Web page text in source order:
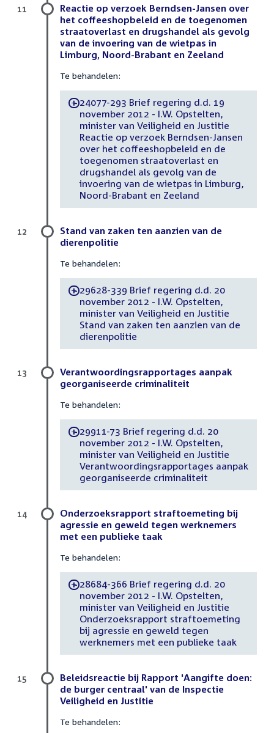
Reactie op verzoek Berndsen-Jansen over
het coffeeshopbeleid en de toegenomen
straatoverlast en drugshandel als gevolg
van de invoering van de wietpas in
Limburg, Noord-Brabant en Zeeland
Te behandelen:
-24077-293 Brief regering d.d. 19
november 2012 - I.W. Opstelten,
minister van Veiligheid en Justitie
Reactie op verzoek Berndsen-Jansen
over het coffeeshopbeleid en de
toegenomen straatoverlast en
drugshandel als gevolg van de
invoering van de wietpas in Limburg,
Noord-Brabant en Zeeland
11
Stand van zaken ten aanzien van de
dierenpolitie
Te behandelen:
-29628-339 Brief regering d.d. 20
november 2012 - I.W. Opstelten,
minister van Veiligheid en Justitie
Stand van zaken ten aanzien van de
dierenpolitie
12
Verantwoordingsrapportages aanpak
georganiseerde criminaliteit
Te behandelen:
-29911-73 Brief regering d.d. 20
november 2012 - I.W. Opstelten,
minister van Veiligheid en Justitie
Verantwoordingsrapportages aanpak
georganiseerde criminaliteit
13
Onderzoeksrapport straftoemeting bij
agressie en geweld tegen werknemers
met een publieke taak
Te behandelen:
-28684-366 Brief regering d.d. 20
november 2012 - I.W. Opstelten,
minister van Veiligheid en Justitie
Onderzoeksrapport straftoemeting
bij agressie en geweld tegen
werknemers met een publieke taak
14
Beleidsreactie bij Rapport 'Aangifte doen:
de burger centraal' van de Inspectie
Veiligheid en Justitie
Te behandelen:
15